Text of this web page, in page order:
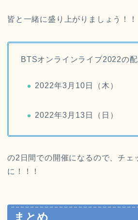
皆と一緒に盛り上がりましょう！！
BTSオンラインライブ2022の配
2022年3月10日（木）
2022年3月13日（日）
の2日間での開催になるので、チェ
に！！！
まとめ